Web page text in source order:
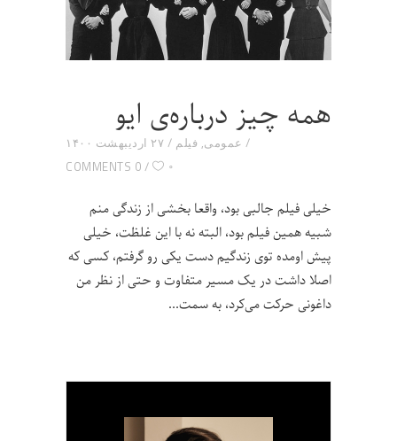
همه چیز درباره‌ی ایو
۲۷ اردیبهشت ۱۴۰۰ عمومی, فیلم
0 COMMENTS
۰
خیلی فیلم جالبی بود، واقعا بخشی از زندگی منم
شبیه همین فیلم بود، البته نه با این غلظت، خیلی
پیش اومده توی زندگیم دست یکی رو گرفتم، کسی که
اصلا داشت در یک مسیر متفاوت و حتی از نظر من
داغونی حرکت می‌کرد، به سمت